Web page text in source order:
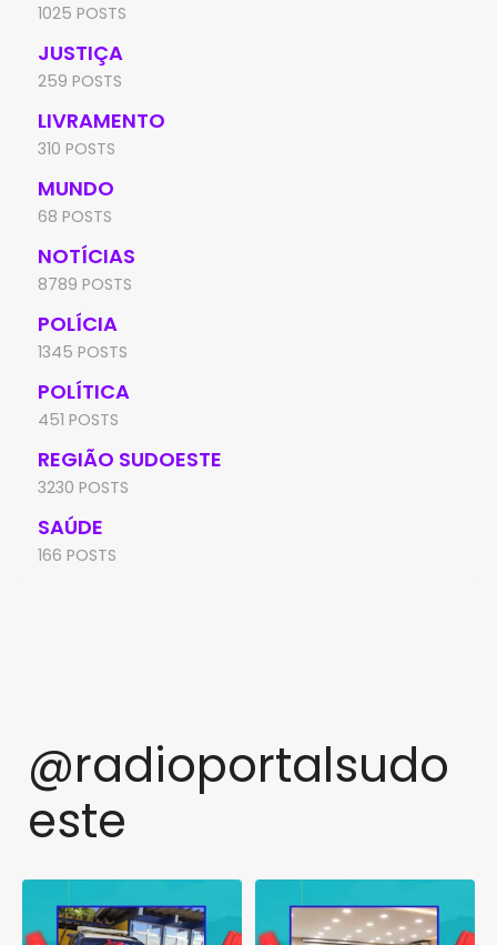
1025 POSTS
JUSTIÇA
259 POSTS
LIVRAMENTO
310 POSTS
MUNDO
68 POSTS
NOTÍCIAS
8789 POSTS
POLÍCIA
1345 POSTS
POLÍTICA
451 POSTS
REGIÃO SUDOESTE
3230 POSTS
SAÚDE
166 POSTS
@radioportalsudo
este
de maconha em ônibus
1 0
suspensão de licitação da
1 0